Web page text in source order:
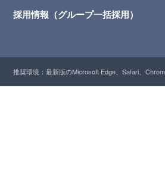
採用情報（グループ一括採用）
推奨環境：最新版のMicrosoft Edge、Safari、